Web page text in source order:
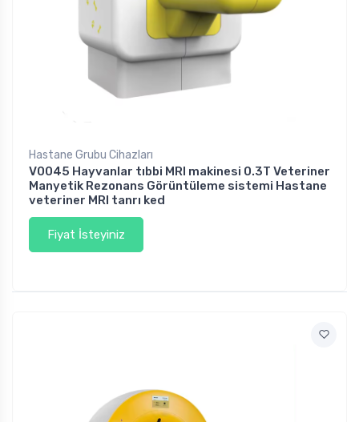
Hastane Grubu Cihazları
V0045 Hayvanlar tıbbi MRI makinesi 0.3T Veteriner
Manyetik Rezonans Görüntüleme sistemi Hastane
veteriner MRI tanrı ked
Fiyat İsteyiniz